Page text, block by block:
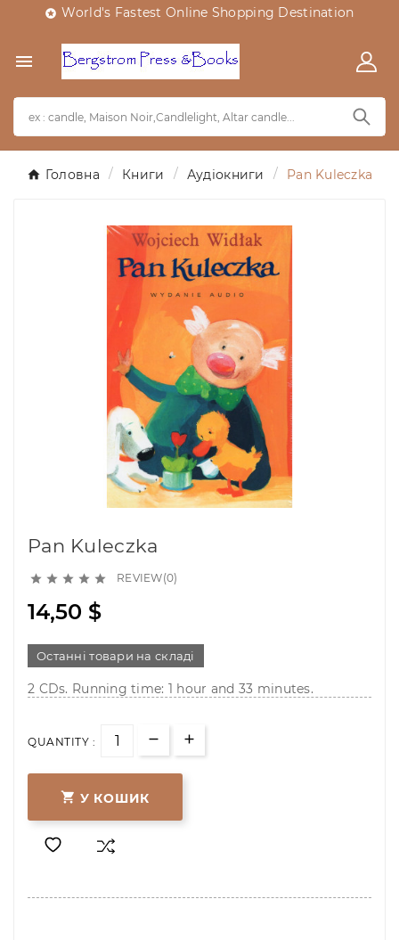
 World's Fastest Online Shopping Destination

Головна Книги Аудіокниги Pan Kuleczka
Pan Kuleczka
     REVIEW(0)
14,50 $
Останні товари на складі
2 CDs. Running time: 1 hour and 33 minutes.
QUANTITY :
 У КОШИК